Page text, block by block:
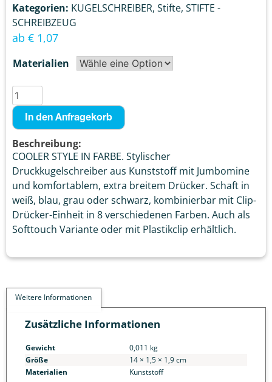
Kategorien: KUGELSCHREIBER, Stifte, STIFTE -
SCHREIBZEUG
ab € 1,07
Materialien
In den Anfragekorb
Beschreibung:
COOLER STYLE IN FARBE. Stylischer
Druckkugelschreiber aus Kunststoff mit Jumbomine
und komfortablem, extra breitem Drücker. Schaft in
weiß, blau, grau oder schwarz, kombinierbar mit Clip-
Drücker-Einheit in 8 verschiedenen Farben. Auch als
Softtouch Variante oder mit Plastikclip erhältlich.
Weitere Informationen
Zusätzliche Informationen
Gewicht
0,011 kg
Größe
14 × 1,5 × 1,9 cm
Materialien
Kunststoff